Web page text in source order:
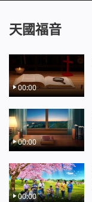
天國福音
00:00
00:00
00:00